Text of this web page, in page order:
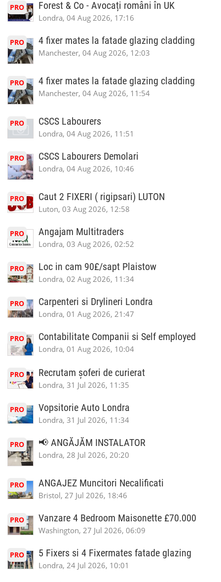
PRO Forest & Co - Avocați români în UK
Londra, 04 Aug 2026, 17:16
PRO 4 fixer mates la fatade glazing cladding
Manchester, 04 Aug 2026, 12:03
PRO 4 fixer mates la fatade glazing cladding
Manchester, 04 Aug 2026, 11:54
PRO CSCS Labourers
Londra, 04 Aug 2026, 11:51
PRO CSCS Labourers Demolari
Londra, 04 Aug 2026, 10:46
PRO Caut 2 FIXERI ( rigipsari) LUTON
Luton, 03 Aug 2026, 12:58
PRO Angajam Multitraders
Londra, 03 Aug 2026, 02:52
PRO Loc in cam 90£/sapt Plaistow
Londra, 02 Aug 2026, 11:34
PRO Carpenteri si Drylineri Londra
Londra, 01 Aug 2026, 21:47
PRO Contabilitate Companii si Self employed
Londra, 01 Aug 2026, 10:04
PRO Recrutam șoferi de curierat
Londra, 31 Jul 2026, 11:35
PRO Vopsitorie Auto Londra
Londra, 31 Jul 2026, 11:34
PRO 📢 ANGĂJĂM INSTALATOR
Londra, 28 Jul 2026, 20:20
PRO ANGAJEZ Muncitori Necalificati
Bristol, 27 Jul 2026, 18:46
PRO Vanzare 4 Bedroom Maisonette £70.000
Washington, 27 Jul 2026, 06:09
PRO 5 Fixers si 4 Fixermates fatade glazing
Londra, 24 Jul 2026, 10:01